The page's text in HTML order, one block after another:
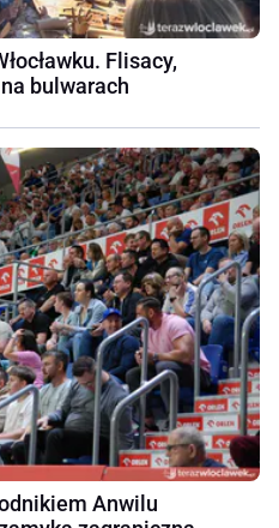
Flisacy,
bulwarach
Anwilu